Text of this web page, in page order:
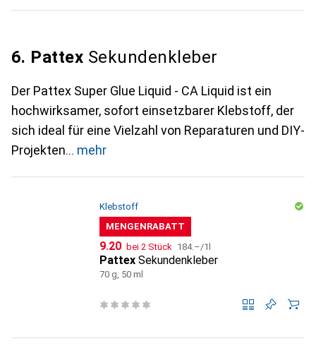
6. Pattex Sekundenkleber
Der Pattex Super Glue Liquid - CA Liquid ist ein
hochwirksamer, sofort einsetzbarer Klebstoff, der
sich ideal für eine Vielzahl von Reparaturen und DIY-
Projekten
mehr
Klebstoff
MENGENRABATT
CHF
9.20 bei 2 Stück CHF
184.–/1l
Pattex Sekundenkleber
70 g, 50 ml